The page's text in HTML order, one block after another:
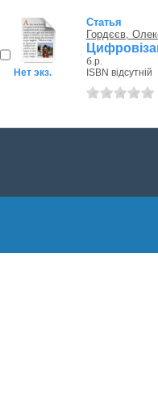
Нет экз.
Статья
Гордєєв,
б.р.
ISBN відсутній